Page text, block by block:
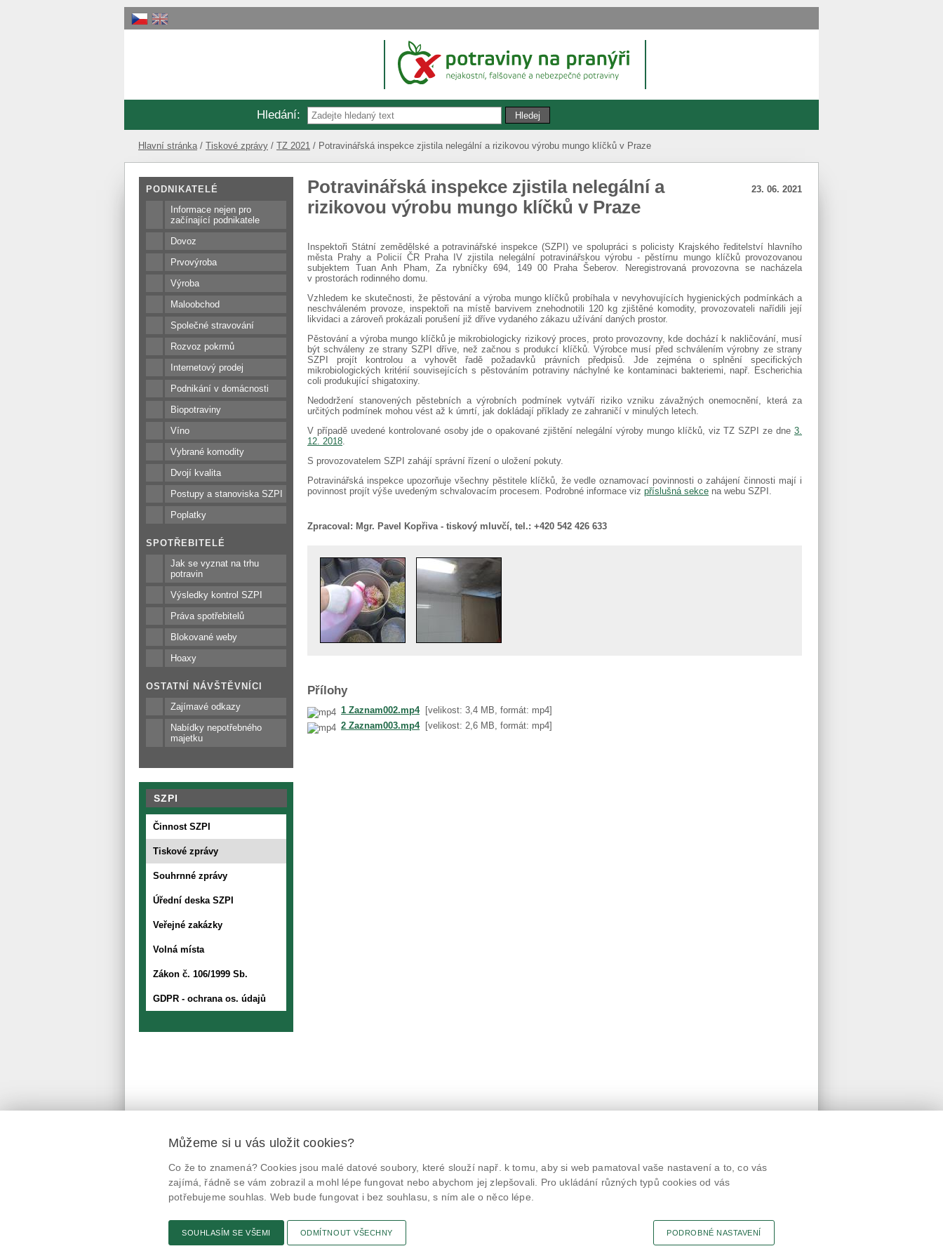
Hledání:
Hlavní stránka Tiskové zprávy TZ 2021 Potravinářská inspekce zjistila nelegální a rizikovou výrobu mungo klíčků v Praze
PODNIKATELÉ
Informace nejen pro
začínající podnikatele
Dovoz
Prvovýroba
Výroba
Maloobchod
Společné stravování
Rozvoz pokrmů
Internetový prodej
Podnikání v domácnosti
Biopotraviny
Víno
Vybrané komodity
Dvojí kvalita
Postupy a stanoviska SZPI
Poplatky
SPOTŘEBITELÉ
Jak se vyznat na trhu
potravin
Výsledky kontrol SZPI
Práva spotřebitelů
Blokované weby
Hoaxy
OSTATNÍ NÁVŠTĚVNÍCI
Zajímavé odkazy
Nabídky nepotřebného
majetku
SZPI
Činnost SZPI
Tiskové zprávy
Souhrnné zprávy
Úřední deska SZPI
Veřejné zakázky
Volná místa
Zákon č. 106/1999 Sb.
GDPR - ochrana os. údajů
Potravinářská inspekce zjistila nelegální a
rizikovou výrobu mungo klíčků v Praze
23. 06. 2021
Inspektoři Státní zemědělské a potravinářské inspekce (SZPI) ve spolupráci s policisty Krajského ředitelství hlavního
města Prahy a Policií ČR Praha IV zjistila nelegální potravinářskou výrobu - pěstírnu mungo klíčků provozovanou
subjektem Tuan Anh Pham, Za rybníčky 694, 149 00 Praha Šeberov. Neregistrovaná provozovna se nacházela
v prostorách rodinného domu.
Vzhledem ke skutečnosti, že pěstování a výroba mungo klíčků probíhala v nevyhovujících hygienických podmínkách a
neschváleném provoze, inspektoři na místě barvivem znehodnotili 120 kg zjištěné komodity, provozovateli nařídili její
likvidaci a zároveň prokázali porušení již dříve vydaného zákazu užívání daných prostor.
Pěstování a výroba mungo klíčků je mikrobiologicky rizikový proces, proto provozovny, kde dochází k nakličování, musí
být schváleny ze strany SZPI dříve, než začnou s produkcí klíčků. Výrobce musí před schválením výrobny ze strany
SZPI projít kontrolou a vyhovět řadě požadavků právních předpisů. Jde zejména o splnění specifických
mikrobiologických kritérií souvisejících s pěstováním potraviny náchylné ke kontaminaci bakteriemi, např. Escherichia
coli produkující shigatoxiny.
Nedodržení stanovených pěstebních a výrobních podmínek vytváří riziko vzniku závažných onemocnění, která za
určitých podmínek mohou vést až k úmrtí, jak dokládají příklady ze zahraničí v minulých letech.
V případě uvedené kontrolované osoby jde o opakované zjištění nelegální výroby mungo klíčků, viz TZ SZPI ze dne 3.
12. 2018
S provozovatelem SZPI zahájí správní řízení o uložení pokuty.
Potravinářská inspekce upozorňuje všechny pěstitele klíčků, že vedle oznamovací povinnosti o zahájení činnosti mají i
povinnost projít výše uvedeným schvalovacím procesem. Podrobné informace viz příslušná sekce na webu SZPI.
Zpracoval: Mgr. Pavel Kopřiva - tiskový mluvčí, tel.: +420 542 426 633
Přílohy
1 Zaznam002.mp4 [velikost: 3,4 MB, formát: mp4]
2 Zaznam003.mp4 [velikost: 2,6 MB, formát: mp4]
@potravinynapranyri @NaPranyri
@SZPIjobs
© Státní zemědělská a potravinářská inspekce 2026.
Květná 15, 603 00 Brno, epodatelna
szpi.gov.cz
ID datové schránky: avraiqg
Prohlášení o přístupnosti
Připomínky
Tisk stránky
Můžeme si u vás uložit cookies?
Co že to znamená? Cookies jsou malé datové soubory, které slouží např. k tomu, aby si web pamatoval vaše nastavení a to, co vás
zajímá, řádně se vám zobrazil a mohl lépe fungovat nebo abychom jej zlepšovali. Pro ukládání různých typů cookies od vás
potřebujeme souhlas. Web bude fungovat i bez souhlasu, s ním ale o něco lépe.
SOUHLASÍM SE VŠEMI ODMÍTNOUT VŠECHNY PODROBNÉ NASTAVENÍ